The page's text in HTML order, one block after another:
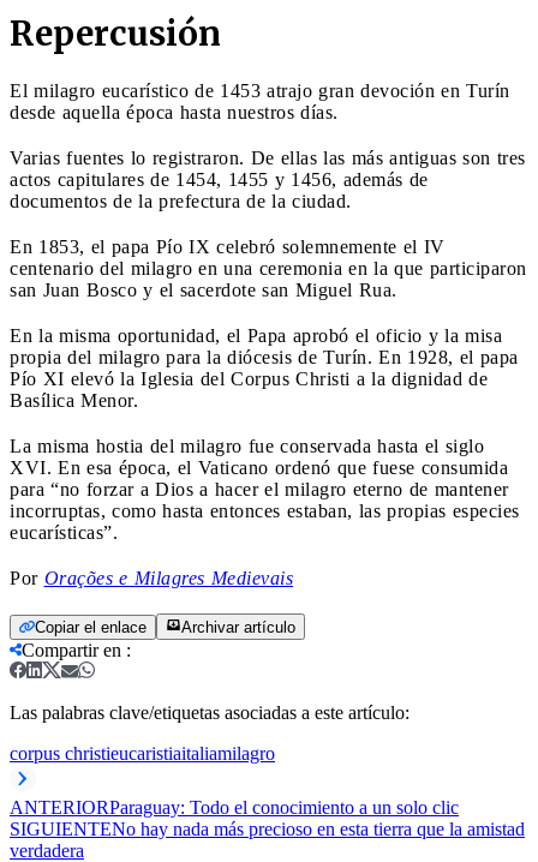
Repercusión
El milagro eucarístico de 1453 atrajo gran devoción en Turín
desde aquella época hasta nuestros días.
Varias fuentes lo registraron. De ellas las más antiguas son tres
actos capitulares de 1454, 1455 y 1456, además de
documentos de la prefectura de la ciudad.
En 1853, el papa Pío IX celebró solemnemente el IV
centenario del milagro en una ceremonia en la que participaron
san Juan Bosco y el sacerdote san Miguel Rua.
En la misma oportunidad, el Papa aprobó el oficio y la misa
propia del milagro para la diócesis de Turín. En 1928, el papa
Pío XI elevó la Iglesia del Corpus Christi a la dignidad de
Basílica Menor.
La misma hostia del milagro fue conservada hasta el siglo
XVI. En esa época, el Vaticano ordenó que fuese consumida
para “no forzar a Dios a hacer el milagro eterno de mantener
incorruptas, como hasta entonces estaban, las propias especies
eucarísticas”.
Por Orações e Milagres Medievais
Copiar el enlace Archivar artículo
Compartir en :
Las palabras clave/etiquetas asociadas a este artículo:
corpus christieucaristiaitaliamilagro
ANTERIORParaguay: Todo el conocimiento a un solo clic
SIGUIENTENo hay nada más precioso en esta tierra que la amistad
verdadera